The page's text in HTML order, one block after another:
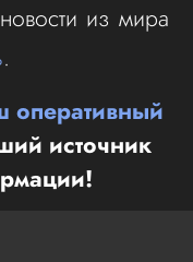
из мира
.
оперативный
источник